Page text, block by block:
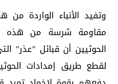
وتفيد الأنباء الواردة
مقاومة شرسة من هذه
الحوثيين أن قبائل "عذر"
لقطع طريق إمدادات